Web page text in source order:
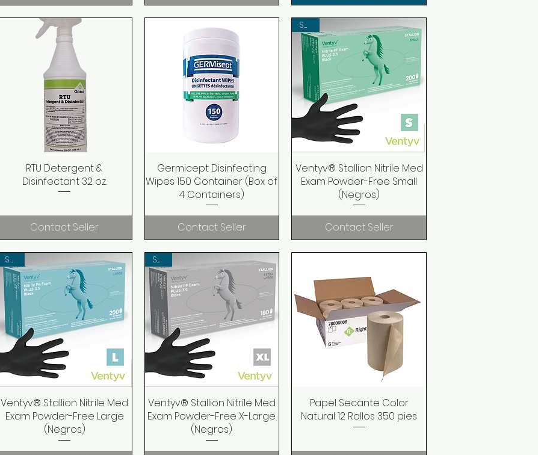
Quick View
RTU Detergent &
Disinfectant 32 oz.
Contact Seller
Quick View
Germicept Disinfecting
Wipes 150 Container (Box of
4 Containers)
Contact Seller
Quick View
SALE!
Ventyv® Stallion Nitrile Med
Exam Powder-Free Small
(Negros)
Contact Seller
Quick View
SALE!
Ventyv® Stallion Nitrile Med
Exam Powder-Free Large
(Negros)
Quick View
SALE!
Ventyv® Stallion Nitrile Med
Exam Powder-Free X-Large
(Negros)
Quick View
Papel Secante Color
Natural 12 Rollos 350 pies